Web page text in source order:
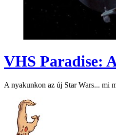
VHS Paradise:
A nyakunkon az új Star Wars... mi